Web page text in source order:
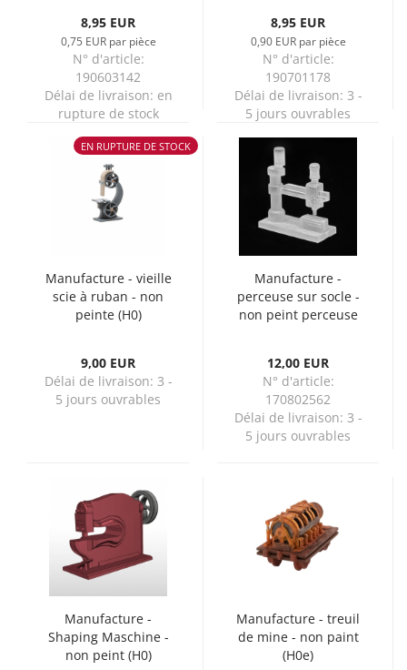
8,95 EUR
0,75 EUR par pièce
N° d'article:
190603142
Délai de livraison: en
rupture de stock
8,95 EUR
0,90 EUR par pièce
N° d'article:
190701178
Délai de livraison: 3 -
5 jours ouvrables
EN RUPTURE DE STOCK
Manufacture - vieille
scie à ruban - non
peinte (H0)
9,00 EUR
Délai de livraison: 3 -
5 jours ouvrables
Manufacture -
perceuse sur socle -
non peint perceuse
12,00 EUR
N° d'article:
170802562
Délai de livraison: 3 -
5 jours ouvrables
Manufacture -
Shaping Maschine -
non peint (H0)
Manufacture - treuil
de mine - non paint
(H0e)